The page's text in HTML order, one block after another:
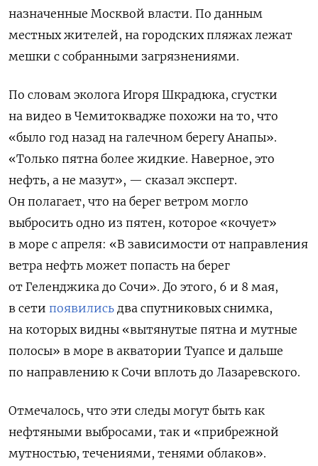
назначенные Москвой власти. По данным
местных жителей, на городских пляжах лежат
мешки с собранными загрязнениями.
По словам эколога Игоря Шкрадюка, сгустки
на видео в Чемитоквадже похожи на то, что
«было год назад на галечном берегу Анапы».
«Только пятна более жидкие. Наверное, это
нефть, а не мазут», — сказал эксперт.
Он полагает, что на берег ветром могло
выбросить одно из пятен, которое «кочует»
в море с апреля: «В зависимости от направления
ветра нефть может попасть на берег
от Геленджика до Сочи». До этого, 6 и 8 мая,
в сети появились два спутниковых снимка,
на которых видны «вытянутые пятна и мутные
полосы» в море в акватории Туапсе и дальше
по направлению к Сочи вплоть до Лазаревского.
Отмечалось, что эти следы могут быть как
нефтяными выбросами, так и «прибрежной
мутностью, течениями, тенями облаков».